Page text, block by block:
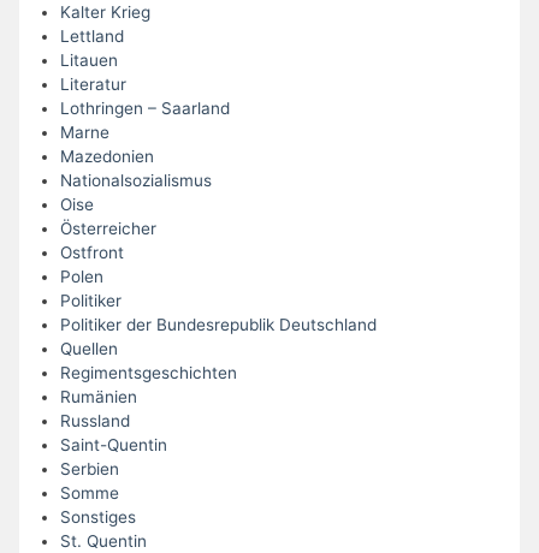
Kalter Krieg
Lettland
Litauen
Literatur
Lothringen – Saarland
Marne
Mazedonien
Nationalsozialismus
Oise
Österreicher
Ostfront
Polen
Politiker
Politiker der Bundesrepublik Deutschland
Quellen
Regimentsgeschichten
Rumänien
Russland
Saint-Quentin
Serbien
Somme
Sonstiges
St. Quentin